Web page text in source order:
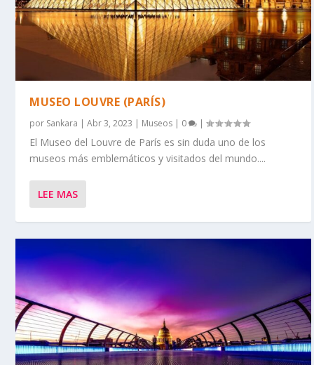
MUSEO LOUVRE (PARÍS)
por Sankara |Abr 3, 2023 | Museos | 0 |
El Museo del Louvre de París es sin duda uno de los
museos más emblemáticos y visitados del mundo....
LEE MAS